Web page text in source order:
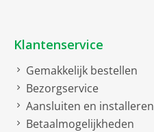
Klantenservice
Gemakkelijk bestellen
Bezorgservice
Aansluiten en installeren
Betaalmogelijkheden